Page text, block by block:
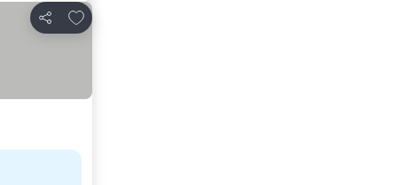
Partilhar
Adicionar aos favoritos